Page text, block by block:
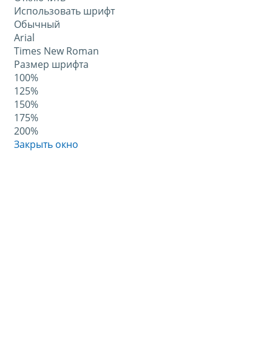
Использовать шрифт
Обычный
Arial
Times New Roman
Размер шрифта
100%
125%
150%
175%
200%
Закрыть окно